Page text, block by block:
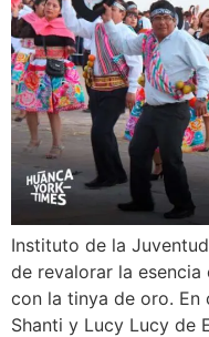
Instituto de la
de revalorar la
con la tinya de oro. En
Shanti y Lucy Lucy de